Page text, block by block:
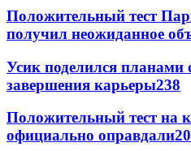
Положительный тест
получил неожиданное
Усик поделился планами
завершения карьеры238
Положительный тест на
официально оправдали